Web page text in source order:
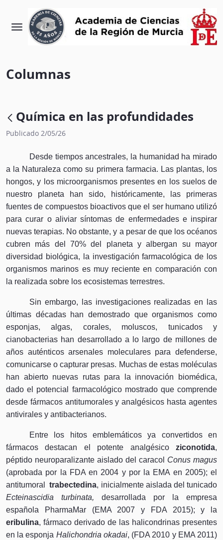
Columnas
Química en las profundidades
Publicado 2/05/26
Desde tiempos ancestrales, la humanidad ha mirado
a la Naturaleza como su primera farmacia. Las plantas, los
hongos, y los microorganismos presentes en los suelos de
nuestro planeta han sido, históricamente, las primeras
fuentes de compuestos bioactivos que el ser humano utilizó
para curar o aliviar síntomas de enfermedades e inspirar
nuevas terapias. No obstante, y a pesar de que los océanos
cubren más del 70% del planeta y albergan su mayor
diversidad biológica, la investigación farmacológica de los
organismos marinos es muy reciente en comparación con
la realizada sobre los ecosistemas terrestres.
Sin embargo, las investigaciones realizadas en las
últimas décadas han demostrado que organismos como
esponjas, algas, corales, moluscos, tunicados y
cianobacterias han desarrollado a lo largo de millones de
años auténticos arsenales moleculares para defenderse,
comunicarse o capturar presas. Muchas de estas moléculas
han abierto nuevas rutas para la innovación biomédica,
dado el potencial farmacológico mostrado que comprende
desde fármacos antitumorales y analgésicos hasta agentes
antivirales y antibacterianos.
Entre los hitos emblemáticos ya convertidos en
fármacos destacan el potente analgésico ziconotida,
péptido neuroparalizante aislado del caracol Conus magus
(aprobada por la FDA en 2004 y por la EMA en 2005); el
antitumoraltrabectedina, inicialmente aislada del tunicado
Ecteinascidia turbinata, desarrollada por la empresa
española PharmaMar (EMA 2007 y FDA 2015); y la
eribulina, fármaco derivado de las halicondrinas presentes
en la esponja Halichondria okadai, (FDA 2010 y EMA 2011)